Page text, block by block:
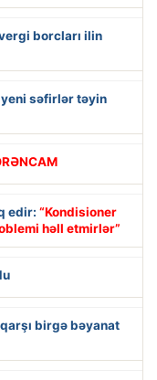
borcları ilin
səfirlər təyin
edir: “Kondisioner
həll etmirlər”
birgə bəyanat